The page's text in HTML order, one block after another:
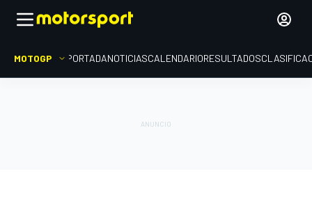
MOTOGP PORTADANOTICIASCALENDARIORESULTADOS